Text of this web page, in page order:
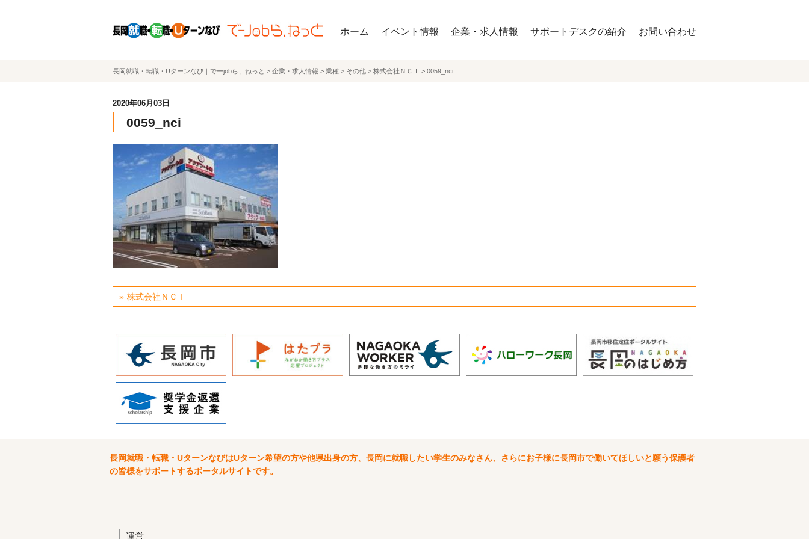
ホーム イベント情報 企業・求人情報 サポートデスクの紹介 お問い合わせ
長岡就職・転職・Uターンなび｜でーjobら、ねっと > 企業・求人情報 > 業種 > その他 > 株式会社ＮＣＩ > 0059_nci
2020年06月03日
0059_nci
株式会社ＮＣＩ
長岡就職・転職・UターンなびはUターン希望の方や他県出身の方、長岡に就職したい学生のみなさん、さらにお子様に長岡市で働いてほしいと願う保護者
の皆様をサポートするポータルサイトです。
運営